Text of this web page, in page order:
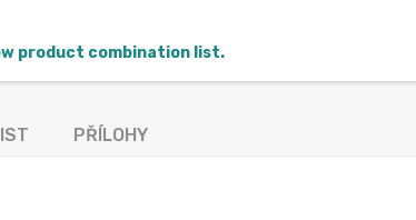
product combination list.
PŘÍLOHY